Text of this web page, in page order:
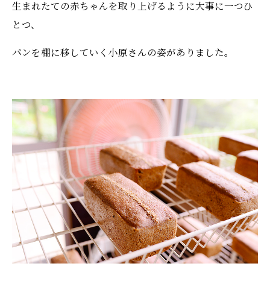
生まれたての赤ちゃんを取り上げるように大事に一つひ
とつ、
パンを棚に移していく小原さんの姿がありました。